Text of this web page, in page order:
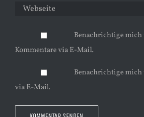
Benachrichtige mich
Kommentare via E-Mail.
Benachrichtige mich
via E-Mail.